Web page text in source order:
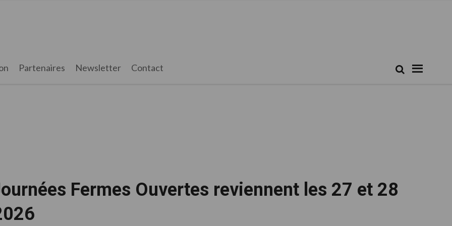
Partenaires Newsletter Contact
Fermes Ouvertes reviennent les 27 et 28